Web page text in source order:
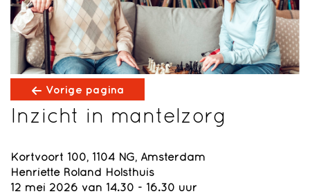
Vorige pagina
Inzicht in mantelzorg
Kortvoort 100, 1104 NG, Amsterdam
Henriette Roland Holsthuis
12 mei 2026 van 14.30 - 16.30 uur